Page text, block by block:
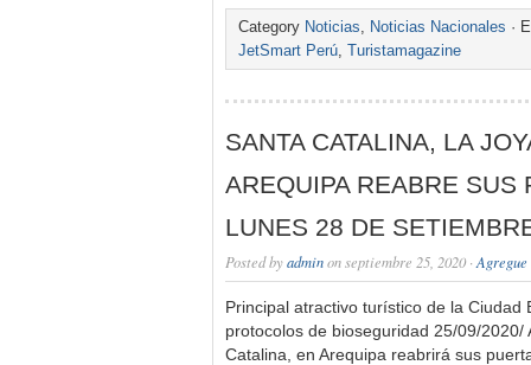
Category Noticias, Noticias Nacionales ·
JetSmart Perú, Turistamagazine
SANTA CATALINA, LA
AREQUIPA REABRE SUS
LUNES 28 DE
Posted byadminon septiembre 25, 2020 ·
Principal atractivo turístico de la Ciudad
protocolos de bioseguridad 25/09/
Catalina, en Arequipa reabrirá sus